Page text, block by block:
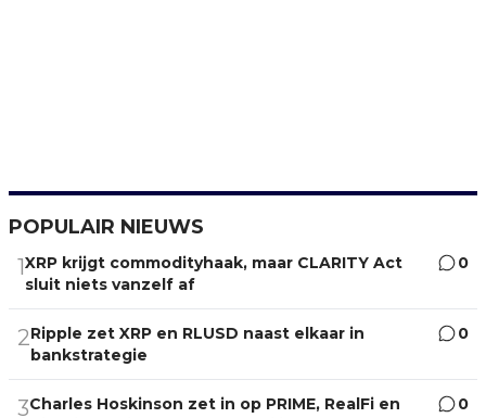
POPULAIR NIEUWS
1XRP krijgt commodityhaak, maar CLARITY Act
sluit niets vanzelf af
0
2Ripple zet XRP en RLUSD naast elkaar in
bankstrategie
0
3Charles Hoskinson zet in op PRIME, RealFi en
0